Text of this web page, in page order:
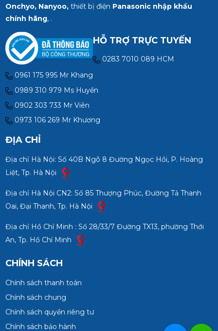
Onchyo, Nanyoo,thiết bị điện Panasonic nhập khẩu
chính hãng, .
HỖ TRỢ TRỰC TUYẾN
0283 7010 089 HCM
0961 175 995 Mr Khang
0989 310 979 Ms Huyền
0902 303 733 Mr Viên
0973 106 269 Mr Khương
ĐỊA CHỈ
Địa chỉ Hà Nội: Số 40B Ngõ 8 Đường Ngọc Hồi, P. Hoàng
Liệt, Tp. Hà Nội
Địa chỉ Hà Nội CN2: Số 85 Thượng Phúc, Đường Tả Thanh
Oai, Đại Thanh, Tp. Hà Nội
Địa chỉ Hồ Chí Minh : Số 28/33/7 Đường TX13, phường Thới
An, Tp. Hồ Chí Minh
CHÍNH SÁCH
Chính sách thanh toán
Chính sách chung
Chính sách quyền riêng tư
Chính sách bảo hành